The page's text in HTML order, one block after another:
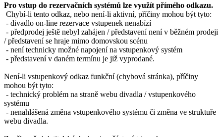
Pro vstup do rezervačních systémů lze využít přímého odkazu.
Chybí-li tento odkaz, nebo není-li aktivní, příčiny mohou být tyto:
- divadlo on-line rezervace vstupenek nenabízí
- předprodej ještě nebyl zahájen / představení není v běžném prodeji
/ představení se hraje mimo domovskou scénu
- není technicky možné napojení na vstupenkový systém
- představení v daném termínu je již vyprodané.
Není-li vstupenkový odkaz funkční (chybová stránka), příčiny
mohou být tyto:
- technický problém na straně webu divadla / vstupenkového
systému
- nenahlášená změna vstupenkového systému či změna ve struktuře
webu divadla.